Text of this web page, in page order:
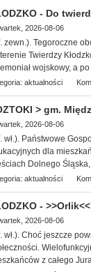
- Do
2026-08-06
zewn.). Tegoroczne
Twierdzy
wojskowy, a
aktualności
> gm.
2026-08-06
wł.). Państwowe
dla miesz
Dolnego
aktualności
-
2026-08-06
wł.). Choć jeszcze
z całego